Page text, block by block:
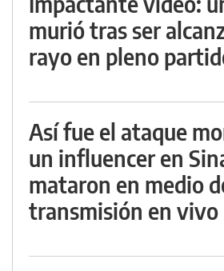
murió tras ser
rayo en pleno
Así fue el ataque
un influencer en
mataron en medio
transmisión en vivo